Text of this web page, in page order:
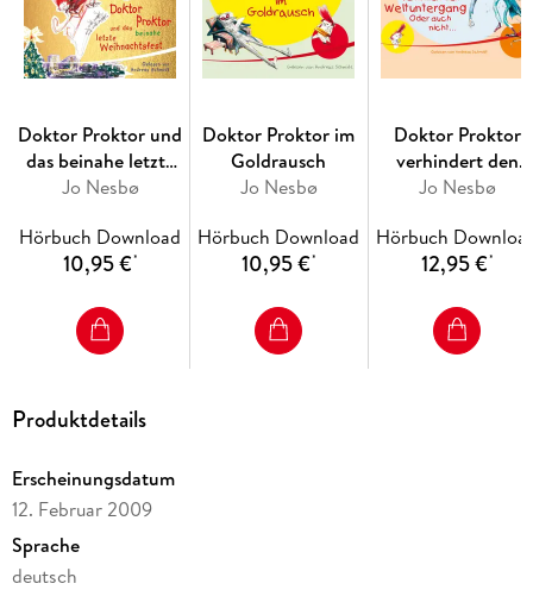
Doktor Proktor und
das beinahe letzte
Weihnachtsfest
Jo Nesbø
Hörbuch Download
10,95 €*
Doktor Proktor im
Goldrausch
Jo Nesbø
Hörbuch Download
10,95 €*
Doktor Proktor
verhindert den
Weltuntergang.
Jo Nesbø
Hörbuch
12,95 €*
Produktdetails
Erscheinungsdatum
12. Februar 2009
Sprache
deutsch